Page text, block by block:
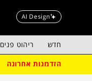
AI Design
חדש ריהוט פנים
הזדמנות אחרונה